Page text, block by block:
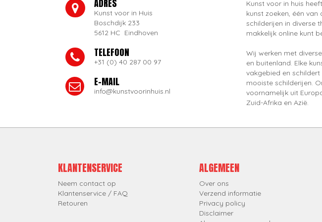
ADRES
Kunst voor in Huis
Boschdijk 233
5612 HC Eindhoven
TELEFOON
+31 (0) 40 287 00 97
E-MAIL
info@kunstvoorinhuis.nl
Kunst voor in huis
kunst zoeken, één
schilderijen in diverse
makkelijk online kunt
Wij werken met
en buitenland. Elke
vakgebied en
mooiste schilderijen.
voornamelijk uit
Zuid-Afrika en Azië.
KLANTENSERVICE
Neem contact op
Klantenservice / FAQ
Retouren
ALGEMEEN
Over ons
Verzend informatie
Privacy policy
Disclaimer